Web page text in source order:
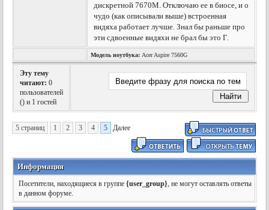
дискретной 7670M. Отключаю ее в биосе, и о
чудо (как описывали выше) встроенная
видяха работает лучше. Знал бы раньше про
эти сдвоенные видяхи не брал бы это Г.
Модель ноутбука: Acer Aspire 7560G
Эту тему
читают: 0
пользователей
() и 1 гостей
5 страниц 1 2 3 4 5 Далее
Информация
Посетители, находящиеся в группе{user_group}, не могут оставлять ответы
в данном форуме.